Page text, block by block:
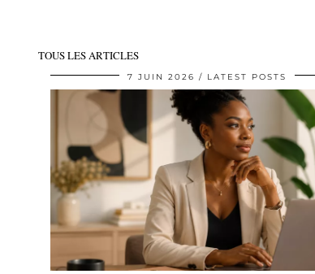
TOUS LES ARTICLES
7 JUIN 2026 LATEST POSTS